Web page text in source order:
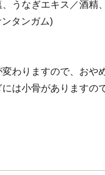
うなぎエキス／酒精
タンガム)
わりますので、おや
は小骨がありますの